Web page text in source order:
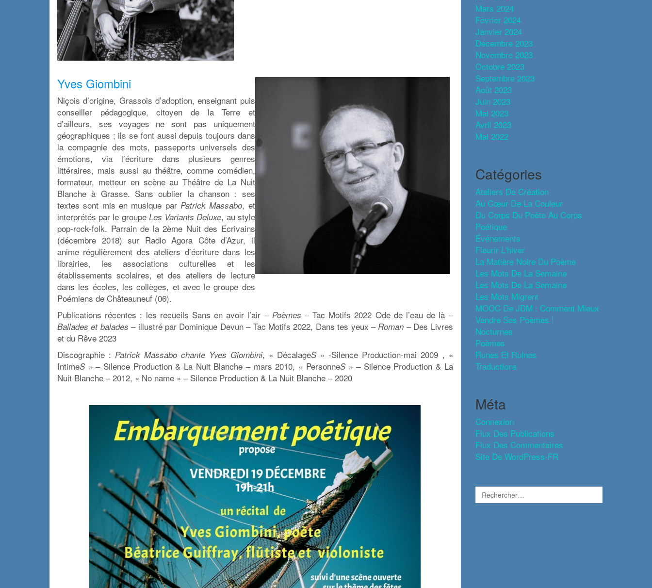
Yves Giombini
Niçois d’origine, Grassois d’adoption, enseignant puis
conseiller pédagogique, citoyen de la Terre et
d’ailleurs, ses voyages ne sont pas uniquement
géographiques ; ils se font aussi depuis toujours dans
la compagnie des mots, passeports universels des
émotions, via l’écriture dans plusieurs genres
littéraires, mais aussi au théâtre, comme comédien,
formateur, metteur en scène auThéâtre de La Nuit
Blanche à Grasse. Sans oublier la chanson : ses
textes sont mis en musique parPatrick Massabo, et
interprétés par le groupe Les Variants Deluxe, au style
pop-rock-folk. Parrain de la 2ème Nuit des Ecrivains
(décembre 2018) sur Radio Agora Côte d’Azur, il
anime régulièrement desateliers d’écrituredans les
librairies, les associations culturelles et les
établissements scolaires, et des ateliers de lecture
dans les écoles, les collèges, et avec le groupe des
Poémiens de Châteauneuf (06).
Publications récentes : les recueils Sans en avoir l’air – Poèmes – Tac Motifs 2022 Ode de l’eau de là –
Ballades et balades – illustré par Dominique Devun – Tac Motifs 2022, Dans tes yeux –Roman – Des Livres
et du Rêve 2023
Discographie :Patrick Massabo chante Yves Giombini, « DécalageS » -Silence Production-mai 2009 , «
IntimeS » – Silence Production & La Nuit Blanche – mars 2010, « PersonneS » – Silence Production & La
Nuit Blanche – 2012, « No name » – Silence Production & La Nuit Blanche – 2020
Mars 2024
Février 2024
Janvier 2024
Décembre 2023
Novembre 2023
Octobre 2023
Septembre 2023
Août 2023
Juin 2023
Mai 2023
Avril 2023
Mai 2022
Catégories
Ateliers De Création
Au Cœur De La Couleur
Du Corps Du Poète Au Corps
Poétique
Événements
Fleurir L'hiver
La Matière Noire Du Poème
Les Mots De La Semaine
Les Mots De La Semaine
Les Mots Migrent
MOOC De JDM : Comment Mieux
Vendre Ses Poèmes !
Nocturnes
Poèmes
Runes Et Ruines
Traductions
Méta
Connexion
Flux Des Publications
Flux Des Commentaires
Site De WordPress-FR